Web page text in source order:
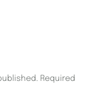
Required